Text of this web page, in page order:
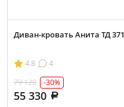
Диван-кровать Анита ТД 371
4.8
4
79 120
-30%
55 330